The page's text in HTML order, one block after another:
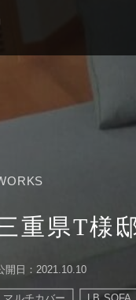
重県T様
開日：2021.10.10
マルチカバー LB SOFA